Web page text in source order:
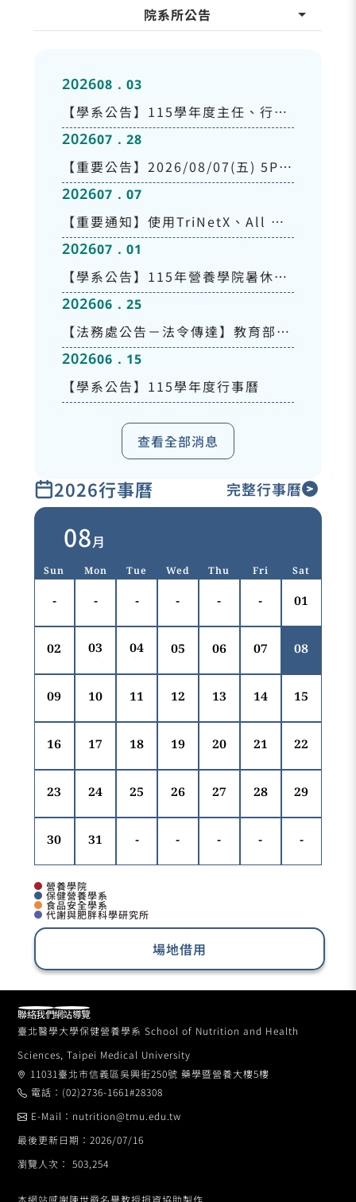
院系所公告
202608．03
【學系公告】115學年度主任、行政
老師名單
202607．28
【重要公告】2026/08/07(五) 5PM
-7PM 營養學院官網(含各系所網站)
暫停服務！
202607．07
【重要通知】使用TriNetX、All of
Us等美國健康資料庫禁止合作國家
清單
202607．01
【學系公告】115年營養學院暑休日
值班人員名單及注意事項
202606．25
【法務處公告－法令傳達】教育部函
轉大陸委員會政府對中共辦理「海峽
論壇」之政策立場說明，經教育部11
5年6月24日臺教文(二)字第115005
9063號發布
202606．15
【學系公告】115學年度行事曆
查看全部消息
2026行事曆 完整行事曆
08月
Sun Mon Tue Wed Thu Fri Sat
- - - - - - 01
02 03 04 05 06 07 08
09 10 11 12 13 14 15
16 17 18 19 20 21 22
23 24 25 26 27 28 29
30 31 - - - - -
營養學院
保健營養學系
食品安全學系
代謝與肥胖科學研究所
場地借用
臺北醫學大學保健營養學系 School of Nutrition and Health
Sciences, Taipei Medical University
11031臺北市信義區吳興街250號 藥學暨營養大樓5樓
電話：(02)2736-1661#28308
瀏覽人次： 503,254
E-Mail：nutrition@tmu.edu.tw
最後更新日期：2026/07/16
聯絡我們網站導覽